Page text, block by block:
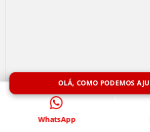
OLÁ, COMO PODEMOS
WhatsApp